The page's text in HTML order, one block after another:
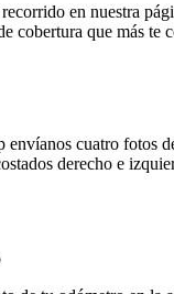
en nuestra
cobertura que más te
envíanos cuatro fotos
derecho e